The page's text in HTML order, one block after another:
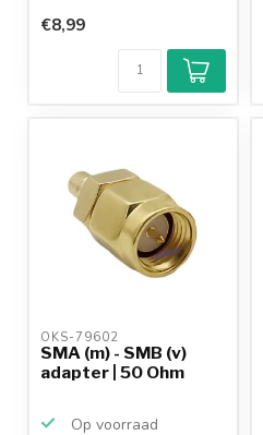
€8,99
OKS-79602
SMA (m) - SMB (v)
adapter | 50 Ohm
Op voorraad